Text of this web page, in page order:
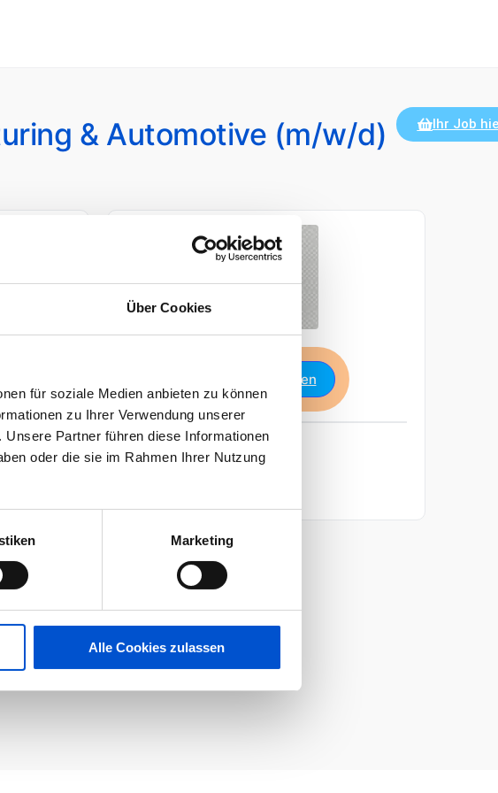
Über Cookies
für soziale Medien anbieten zu können
zu Ihrer Verwendung unserer
Partner führen diese Informationen
oder die sie im Rahmen Ihrer Nutzung
Marketing
Alle Cookies zulassen
& Automotive (m/w/d) Ihr Job
Jetzt bewerben
KONTAKTIERE UNS